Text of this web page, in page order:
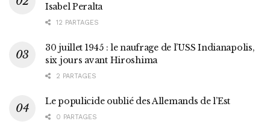
Isabel Peralta
12 PARTAGES
30 juillet 1945 : le naufrage de l’USS Indianapolis,
six jours avant Hiroshima
2 PARTAGES
Le populicide oublié des Allemands de l’Est
0 PARTAGES